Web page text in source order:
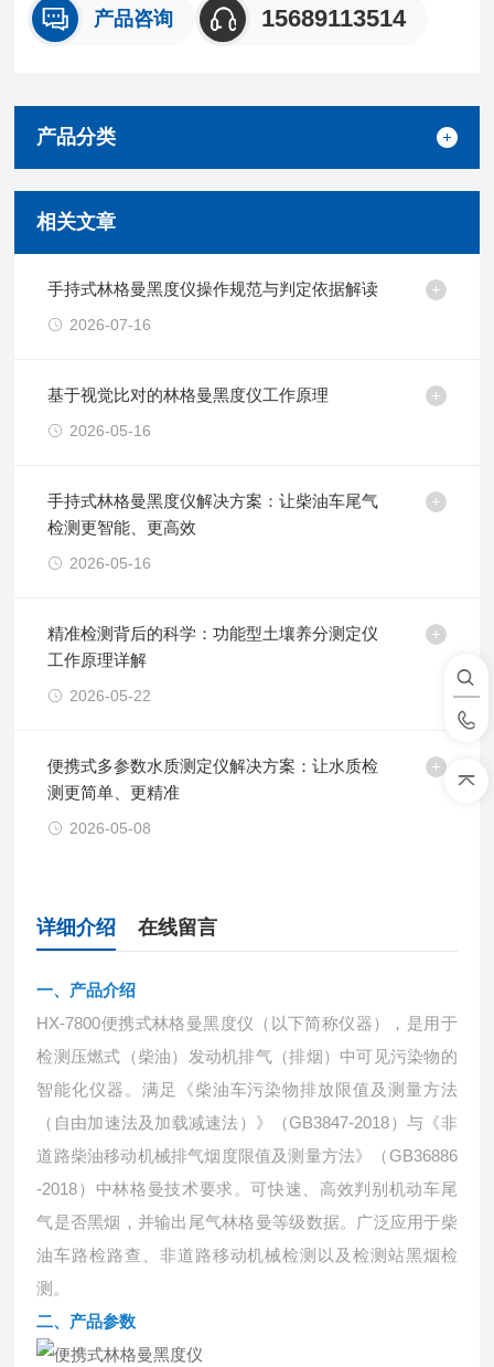
产品咨询 15689113514
产品分类
相关文章
手持式林格曼黑度仪操作规范与判定依据解读
2026-07-16
基于视觉比对的林格曼黑度仪工作原理
2026-05-16
手持式林格曼黑度仪解决方案：让柴油车尾气
检测更智能、更高效
2026-05-16
精准检测背后的科学：功能型土壤养分测定仪
工作原理详解
2026-05-22
便携式多参数水质测定仪解决方案：让水质检
测更简单、更精准
2026-05-08
详细介绍 在线留言
一、产品介绍
HX-7800便携式林格曼黑度仪（以下简称仪器），是用于
检测压燃式（柴油）发动机排气（排烟）中可见污染物的
智能化仪器。满足《柴油车污染物排放限值及测量方法
（自由加速法及加载减速法）》（GB3847-2018）与《非
道路柴油移动机械排气烟度限值及测量方法》（GB36886
-2018）中林格曼技术要求。可快速、高效判别机动车尾
气是否黑烟，并输出尾气林格曼等级数据。广泛应用于柴
油车路检路查、非道路移动机械检测以及检测站黑烟检
测。
二、产品参数